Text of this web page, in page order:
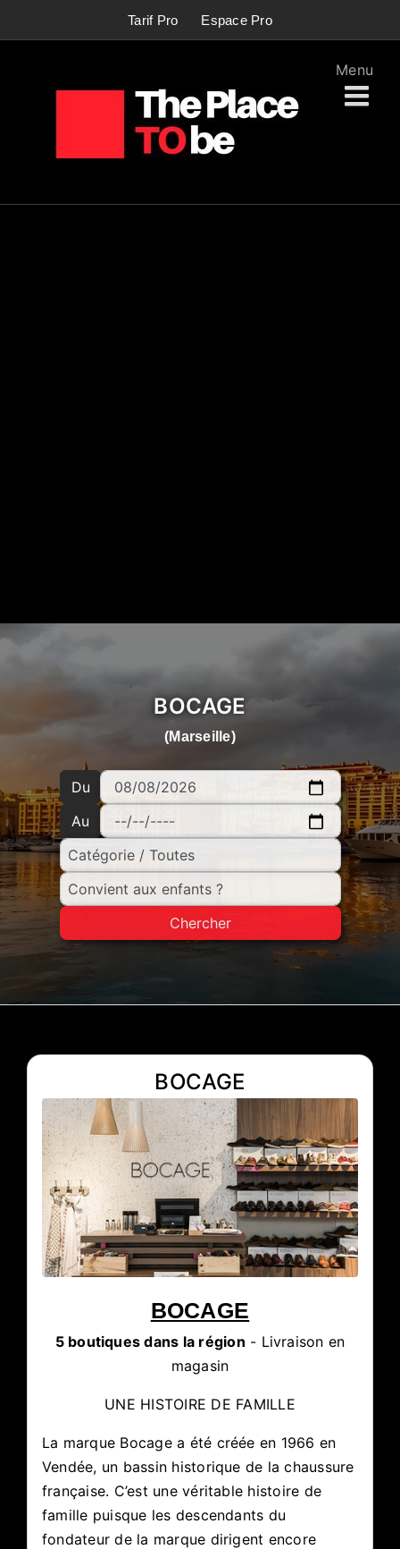
Tarif Pro Espace Pro
BOCAGE
(Marseille)
Du
Au
Chercher
BOCAGE
BOCAGE
5 boutiques dans la région - Livraison en
magasin
UNE HISTOIRE DE FAMILLE
La marque Bocage a été créée en 1966 en
Vendée, un bassin historique de la chaussure
française. C’est une véritable histoire de
famille puisque les descendants du
fondateur de la marque dirigent encore